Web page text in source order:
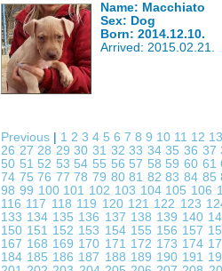
Name: Macchiato
Sex: Dog
Born: 2014.12.10.
Arrived: 2015.02.21.
Previous 1 2 3 4 5 6 7 8 9 10 11 12
26 2728 293031 3233 343536 37
50 51 52 53 54 55 56 57 58 5960 61
74 7576 777879 8081 828384 85
98 99 100 101 102 103 104 105 106
116 117 118 119 120 121 122 123
133 134 135 136 137 138 139 140
150 151 152 153 154 155 156 157
167 168 169 170 171 172 173 174
184 185 186 187 188 189 190 191